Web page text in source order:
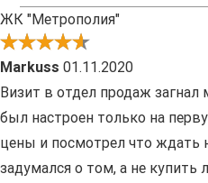
ЖК "Метрополия"
Markuss 01.11.2020
Визит в отдел продаж загнал
был настроен только на
цены и посмотрел что ждать
задумался о том, а не купить